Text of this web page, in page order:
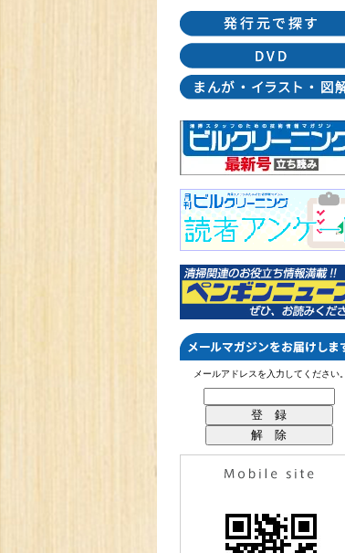
メールアドレスを入力してください。